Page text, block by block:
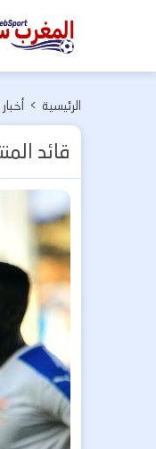
المغرب
الرئيسية >
قائد